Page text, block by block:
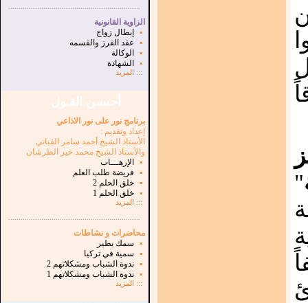
الزاوية القانونية
▪
إبطال زواج
▪
عقد الفرز والقسمه
▪
الوكالة
▪
الشهادة
::: المزيد
أحسـن القـول
برنامج نور على نور الاذاعي
إعداد وتقديم :
الأستاذ الشيخ أحمد سامر القباني
والأستاذ الشيخ محمد خير الطرشان
▪
الإرهـــاب
▪
فريضة طلب العلم
▪
خلق الحلم 2
▪
خلق الحلم 1
:::
المزيد
محاضرات و نشاطات
▪
سمك يطير
▪
سمية في تركيا
▪
ندوة الشباب ومشكلاتهم 2
▪
ندوة الشباب ومشكلاتهم 1
::: المزيد
"